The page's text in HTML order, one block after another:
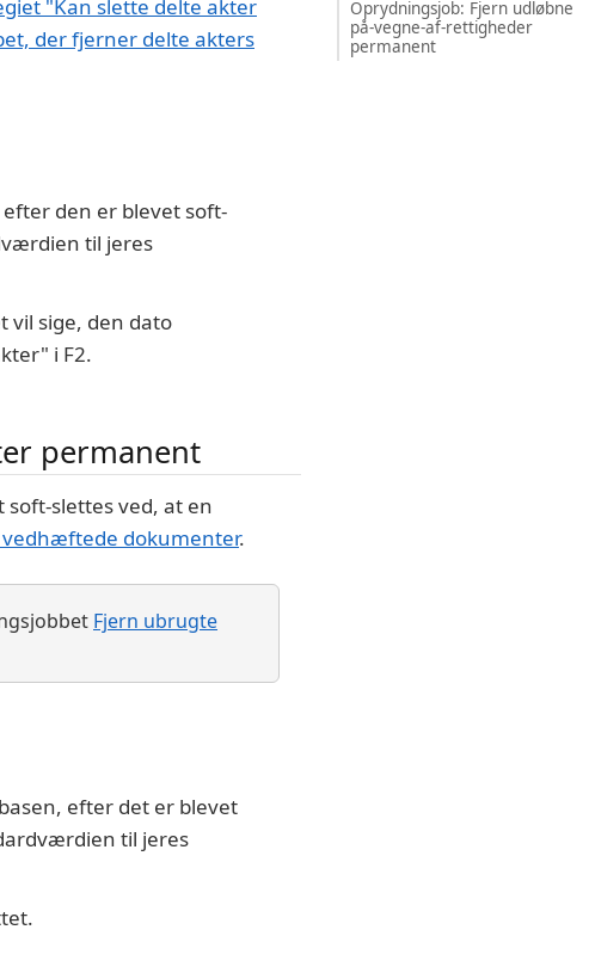
Oprydningsjob: Fjern udløbne
på-vegne-af-rettigheder
permanent
"Kan slette delte akter
der fjerner delte akters
den er blevet soft-
til jeres
vil sige, den dato
i F2.
permanent
slettes ved, at en
dokumenter.
Fjern ubrugte
efter det er blevet
til jeres